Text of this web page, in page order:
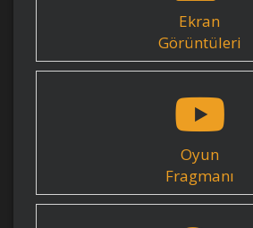
Ekran
Görüntüleri
Oyun
Fragmanı